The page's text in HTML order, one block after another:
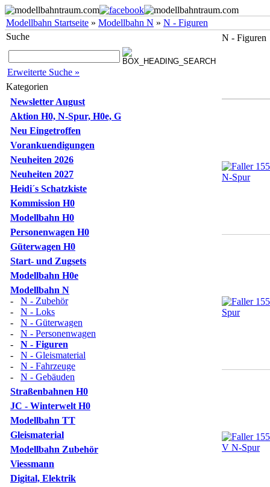
Modellbahn Startseite » Modellbahn N » N - Figuren
Suche
Erweiterte Suche »
Kategorien
Newsletter August
Aktion H0, N-Spur, H0e, G
Neu Eingetroffen
Vorankuendigungen
Neuheiten 2026
Neuheiten 2027
Heidi´s Schatzkiste
Kommission H0
Modellbahn H0
Personenwagen H0
Güterwagen H0
Start- und Zugsets
Modellbahn H0e
Modellbahn N
- N - Zubehör
- N - Loks
- N - Güterwagen
- N - Personenwagen
- N - Figuren
- N - Gleismaterial
- N - Fahrzeuge
- N - Gebäuden
Straßenbahnen H0
JC - Winterwelt H0
Modellbahn TT
Gleismaterial
Modellbahn Zubehör
Viessmann
Digital, Elektrik
N - Figuren